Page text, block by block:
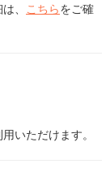
、 こちらをご確
いただけます。